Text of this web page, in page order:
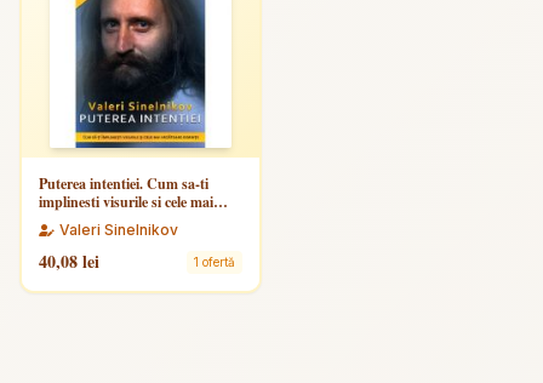
Puterea intentiei. Cum sa-ti
implinesti visurile si cele mai
arzatoare dorinte
Valeri Sinelnikov
40,08 lei 1 ofertă